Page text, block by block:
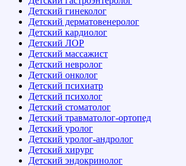
Детский гинеколог
Детский дерматовенеролог
Детский кардиолог
Детский ЛОР
Детский массажист
Детский невролог
Детский онколог
Детский психиатр
Детский психолог
Детский стоматолог
Детский травматолог-ортопед
Детский уролог
Детский уролог-андролог
Детский хирург
Детский эндокринолог